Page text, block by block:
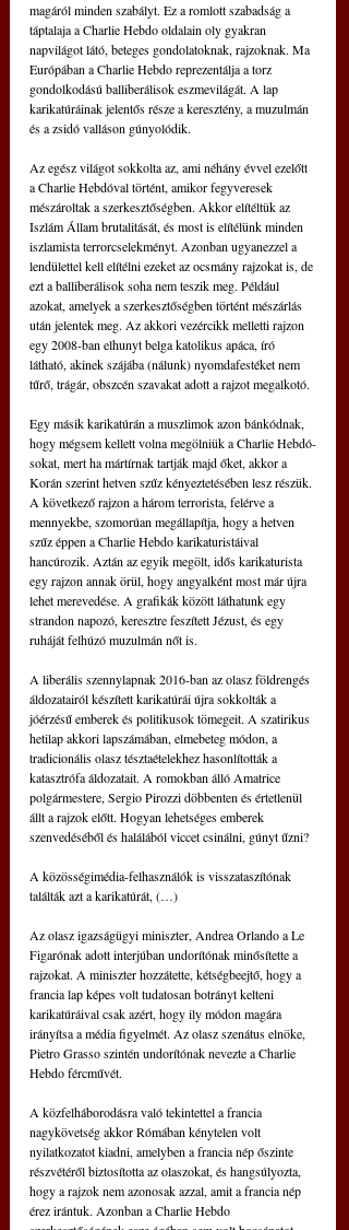
magáról minden szabályt. Ez a romlott szabadság a
táptalaja a Charlie Hebdo oldalain oly gyakran
napvilágot látó, beteges gondolatoknak, rajzoknak. Ma
Európában a Charlie Hebdo reprezentálja a torz
gondolkodású balliberálisok eszmevilágát. A lap
karikatúráinak jelentős része a keresztény, a muzulmán
és a zsidó valláson gúnyolódik.
Az egész világot sokkolta az, ami néhány évvel ezelőtt
a Charlie Hebdóval történt, amikor fegyveresek
mészároltak a szerkesztőségben. Akkor elítéltük az
Iszlám Állam brutalitását, és most is elítélünk minden
iszlamista terrorcselekményt. Azonban ugyanezzel a
lendülettel kell elítélni ezeket az ocsmány rajzokat is, de
ezt a balliberálisok soha nem teszik meg. Például
azokat, amelyek a szerkesztőségben történt mészárlás
után jelentek meg. Az akkori vezércikk melletti rajzon
egy 2008-ban elhunyt belga katolikus apáca, író
látható, akinek szájába (nálunk) nyomdafestéket nem
tűrő, trágár, obszcén szavakat adott a rajzot megalkotó.
Egy másik karikatúrán a muszlimok azon bánkódnak,
hogy mégsem kellett volna megölniük a Charlie Hebdó-
sokat, mert ha mártírnak tartják majd őket, akkor a
Korán szerint hetven szűz kényeztetésében lesz részük.
A következő rajzon a három terrorista, felérve a
mennyekbe, szomorúan megállapítja, hogy a hetven
szűz éppen a Charlie Hebdo karikaturistáival
hancúrozik. Aztán az egyik megölt, idős karikaturista
egy rajzon annak örül, hogy angyalként most már újra
lehet merevedése. A grafikák között láthatunk egy
strandon napozó, keresztre feszített Jézust, és egy
ruháját felhúzó muzulmán nőt is.
A liberális szennylapnak 2016-ban az olasz földrengés
áldozatairól készített karikatúrái újra sokkolták a
jóérzésű emberek és politikusok tömegeit. A szatirikus
hetilap akkori lapszámában, elmebeteg módon, a
tradicionális olasz tésztaételekhez hasonlították a
katasztrófa áldozatait. A romokban álló Amatrice
polgármestere, Sergio Pirozzi döbbenten és értetlenül
állt a rajzok előtt. Hogyan lehetséges emberek
szenvedéséből és halálából viccet csinálni, gúnyt űzni?
A közösségimédia-felhasználók is visszataszítónak
találták azt a karikatúrát, (…)
Az olasz igazságügyi miniszter, Andrea Orlando a Le
Figarónak adott interjúban undorítónak minősítette a
rajzokat. A miniszter hozzátette, kétségbeejtő, hogy a
francia lap képes volt tudatosan botrányt kelteni
karikatúráival csak azért, hogy ily módon magára
irányítsa a média figyelmét. Az olasz szenátus elnöke,
Pietro Grasso szintén undorítónak nevezte a Charlie
Hebdo fércművét.
A közfelháborodásra való tekintettel a francia
nagykövetség akkor Rómában kénytelen volt
nyilatkozatot kiadni, amelyben a francia nép őszinte
részvétéről biztosította az olaszokat, és hangsúlyozta,
hogy a rajzok nem azonosak azzal, amit a francia nép
érez irántuk. Azonban a Charlie Hebdo